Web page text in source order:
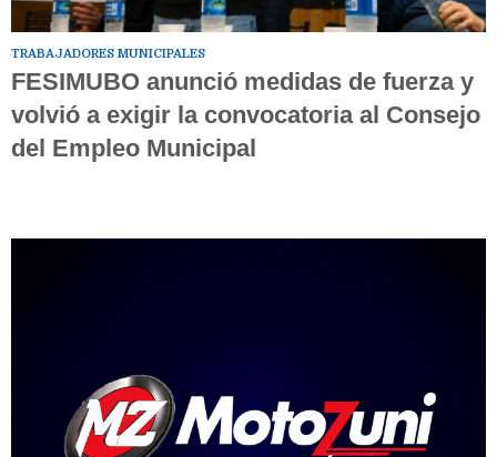
TRABAJADORES MUNICIPALES
FESIMUBO anunció medidas de fuerza y
volvió a exigir la convocatoria al Consejo
del Empleo Municipal